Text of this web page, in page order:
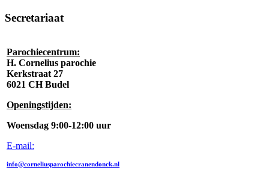
Secretariaat
Parochiecentrum:
H. Cornelius parochie
Kerkstraat 27
6021 CH Budel
Openingstijden:
Woensdag 9:00-12:00 uur
E-mail:
info@corneliusparochiecranendonck.nl